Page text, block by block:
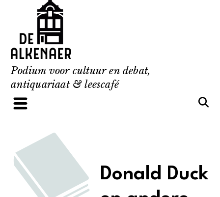
content
Podium voor cultuur en debat,
antiquariaat & leescafé
Donald Duck